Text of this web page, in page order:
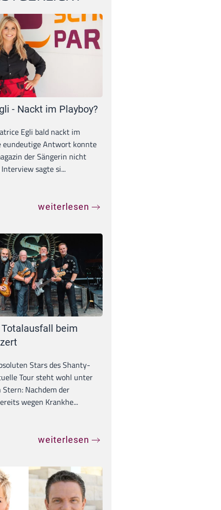
- Nackt im Playboy?
Egli bald nackt im
eundeutige Antwort konnte
der Sängerin nicht
sagte si...
weiterlesen
beim
Stars des Shanty-
Tour steht wohl unter
Nachdem der
wegen Krankhe...
weiterlesen